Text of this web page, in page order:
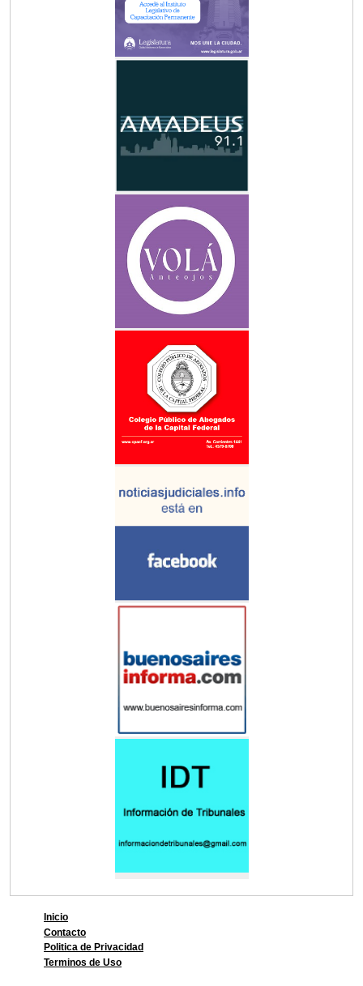
Inicio
Contacto
Politica de Privacidad
Terminos de Uso